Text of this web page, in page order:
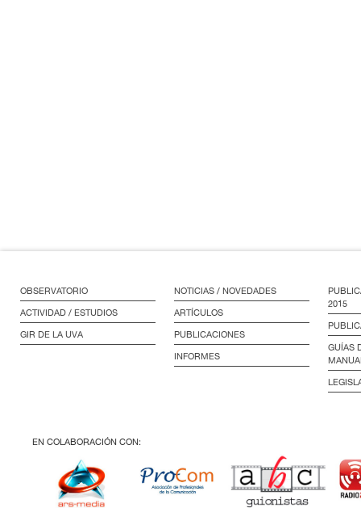
OBSERVATORIO
ACTIVIDAD / ESTUDIOS
GIR DE LA UVA
NOTICIAS / NOVEDADES
ARTÍCULOS
PUBLICACIONES
INFORMES
2015
GUÍAS
EN COLABORACIÓN CON: